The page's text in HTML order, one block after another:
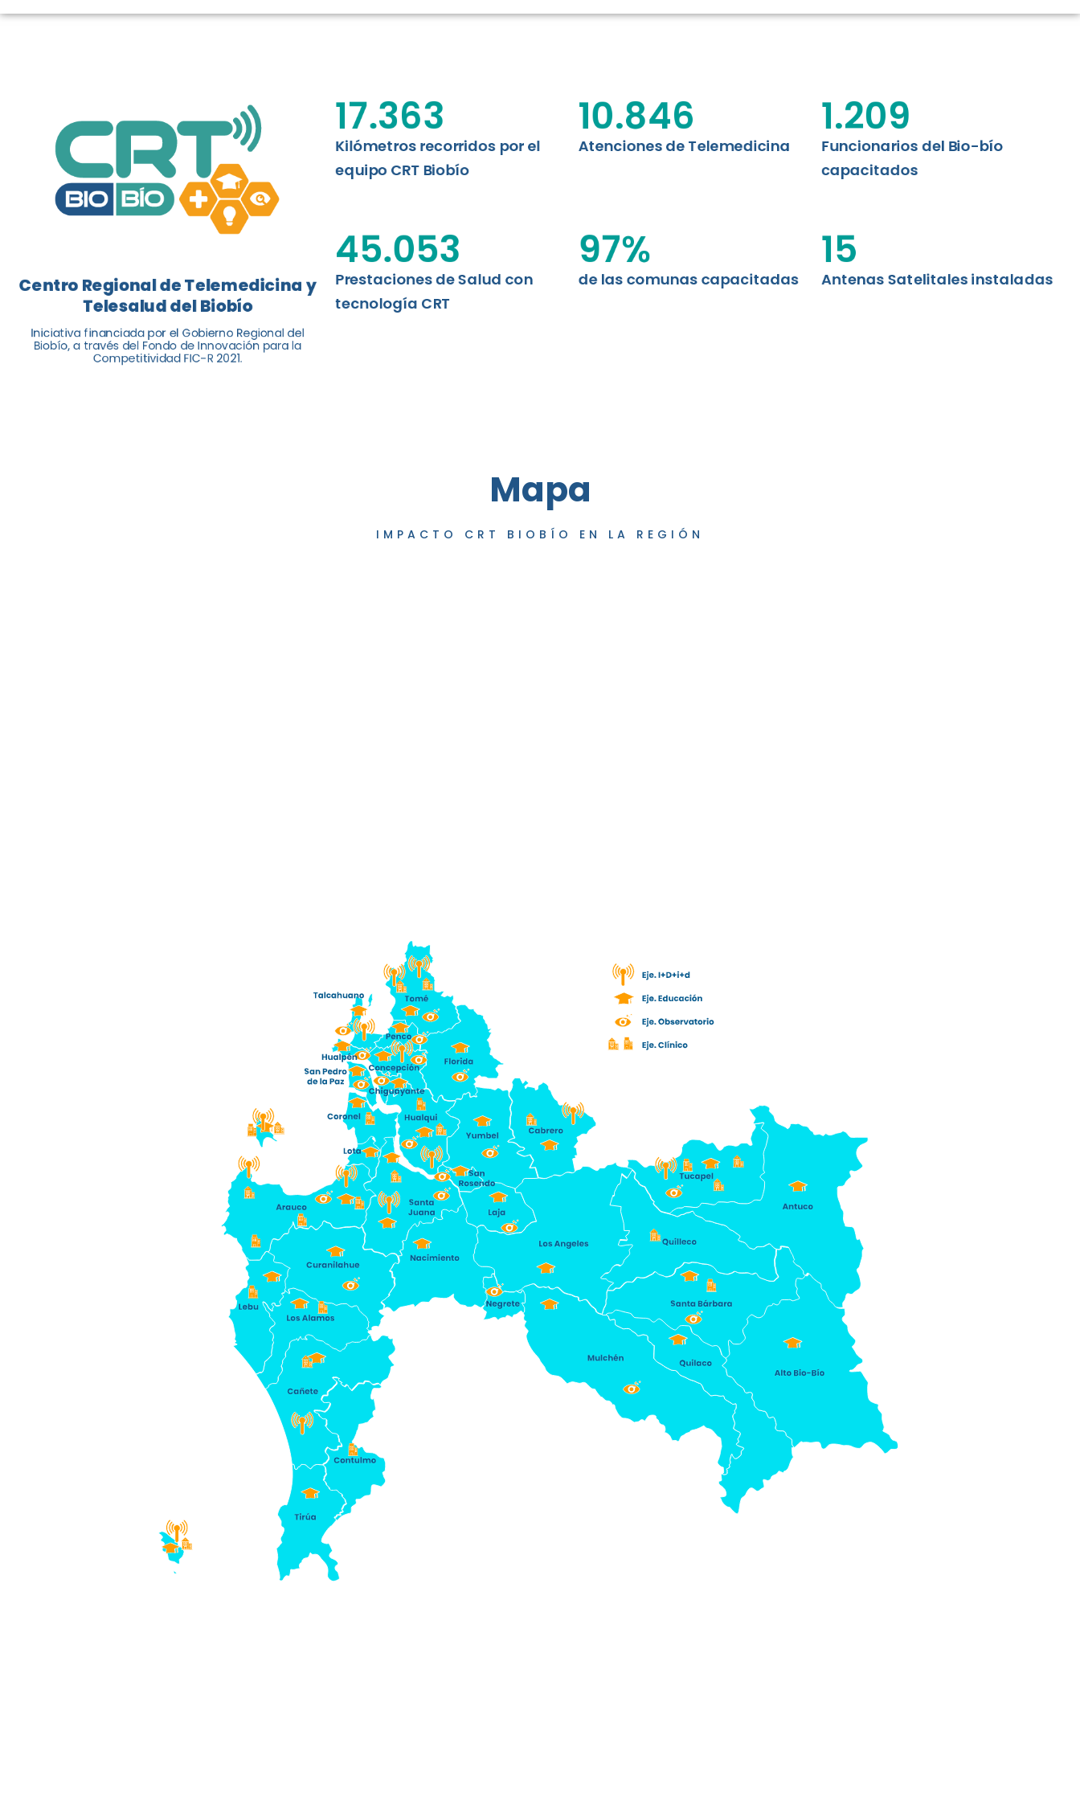
ABORDAJE CLÍNICO EN
I+D+I+E
MDPA
balance de tres años acercando la salud digital a los habitantes...
Leer más
Centro Regional de Telemedicina y
Telesalud del Biobío
Iniciativa financiada por el Gobierno Regional del
Biobío, a través del Fondo de Innovación para la
Competitividad FIC-R 2021.
Kilómetros recorridos por el
equipo CRT Biobío
17.363
Atenciones de Telemedicina
10.846
Funcionarios del Bio-bío
capacitados
1.209
Prestaciones de Salud con
tecnología CRT
45.053
de las comunas capacitadas
97%
Antenas Satelitales instaladas
15
Mapa
IMPACTO CRT BIOBÍO EN LA REGIÓN